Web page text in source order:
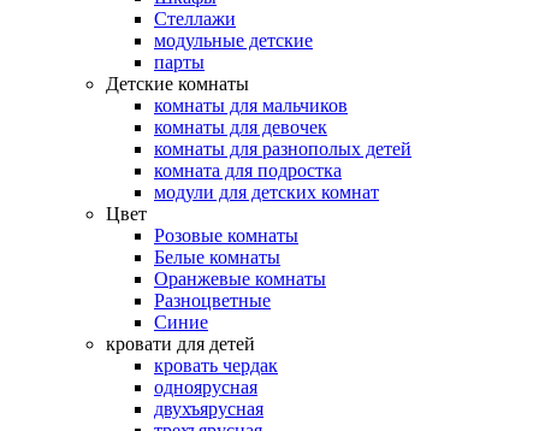
Стеллажи
модульные детские
парты
Детские комнаты
комнаты для мальчиков
комнаты для девочек
комнаты для разнополых детей
комната для подростка
модули для детских комнат
Цвет
Розовые комнаты
Белые комнаты
Оранжевые комнаты
Разноцветные
Синие
кровати для детей
кровать чердак
одноярусная
двухъярусная